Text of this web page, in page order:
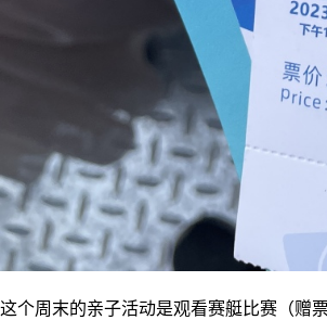
这个周末的亲子活动是观看赛艇比赛（赠